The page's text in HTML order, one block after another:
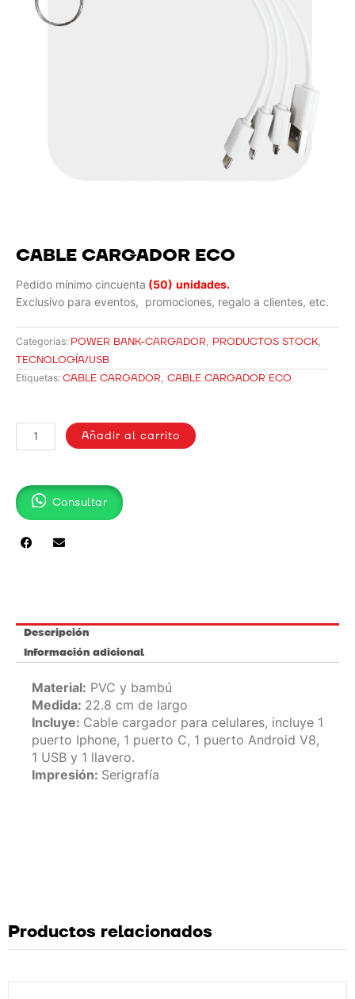
CABLE CARGADOR ECO
Pedido mínimo cincuenta (50) unidades.
Exclusivo para eventos, promociones, regalo a clientes, etc.
Categorias: POWER BANK-CARGADOR, PRODUCTOS STOCK,
TECNOLOGÍA/USB
Etiquetas: CABLE CARGADOR, CABLE CARGADOR ECO
CARGADOR
ECO
Añadir al carrito
Consultar
Descripción
Información adicional
Material: PVC y bambú
Medida: 22.8 cm de largo
Incluye: Cable cargador para celulares, incluye 1
puerto Iphone, 1 puerto C, 1 puerto Android V8,
1 USB y 1 llavero.
Impresión: Serigrafía
Productos relacionados